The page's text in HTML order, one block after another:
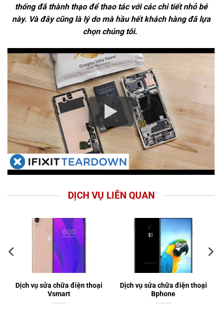
thống đã thành thạo để thao tác với các chi tiết nhỏ bé
này. Và đây cũng là lý do mà hầu hết khách hàng đã lựa
chọn chúng tôi.
DỊCH VỤ LIÊN QUAN
Dịch vụ sửa chữa điện thoại
Vsmart
Dịch vụ sửa chữa điện thoại
Bphone